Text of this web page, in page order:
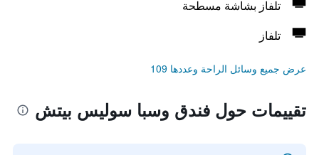
تلفاز بشاشة مسطحة
تلفاز
عرض جميع وسائل الراحة وعددها 109
تقييمات حول فندق وسبا سوليس بيتش